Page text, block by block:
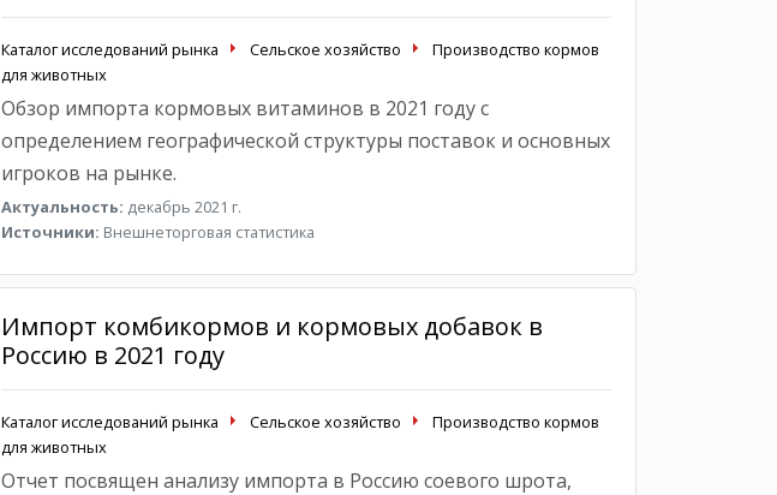
Каталог исследований рынка Сельское хозяйство
Производство кормов
для животных
Обзор импорта кормовых витаминов в 2021 году с
определением географической структуры поставок и основных
игроков на рынке.
Актуальность: декабрь 2021 г.
Источники: Внешнеторговая статистика
Импорт комбикормов и кормовых добавок в
Россию в 2021 году
Каталог исследований рынка Сельское хозяйство
Производство кормов
для животных
Отчет посвящен анализу импорта в Россию соевого шрота,